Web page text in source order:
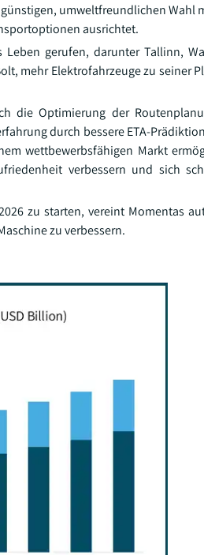
umweltfreundlichen Wahl
ausrichtet.
gerufen, darunter Tallinn,
mehr Elektrofahrzeuge zu seiner
die Optimierung der
durch bessere ETA-
wettbewerbsfähigen Markt
verbessern und sich
zu starten, vereint Momentas
zu verbessern.